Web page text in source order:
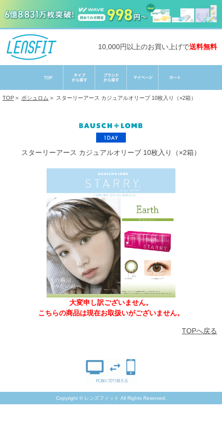
10,000円以上のお買い上げで送料無料
TOP > ボシュロム > スターリーアース カジュアルオリーブ 10枚入り（×2箱）
スターリーアース カジュアルオリーブ 10枚入り（×2箱）
大変申し訳ございません。
こちらの商品は現在お取扱いがございません。
TOPへ戻る
Copyright © レンズフィット All Rights Reserved.